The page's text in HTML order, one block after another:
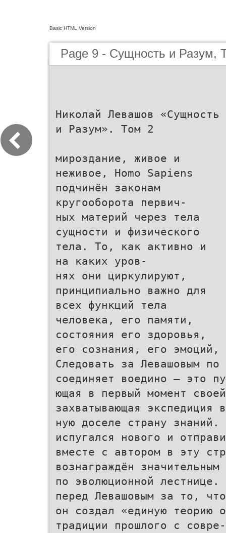
Basic HTML Version
Page 9 - Сущность и Разум,
Николай Левашов «Сущность
и Разум». Том 2
мироздание, живое и
неживое, Homo Sapiens
подчинён законам
кругооборота первич-
ных материй через тела
сущности и физического
тела. То, как активно и
на каких уров-
нях они циркулируют,
принципиально важно для
всех функций тела
человека, его памяти,
состояния его здоровья,
его сознания, его
Следовать за Левашовым
соединяет воедино — это
ющая в первый момент
захватывающая экспедиция
ную доселе страну
испугался нового и
вместе с автором в эту
вознаграждён значительным
по эволюционной
перед Левашовым за то, что
он создал «единую теорию
традиции прошлого с совре-